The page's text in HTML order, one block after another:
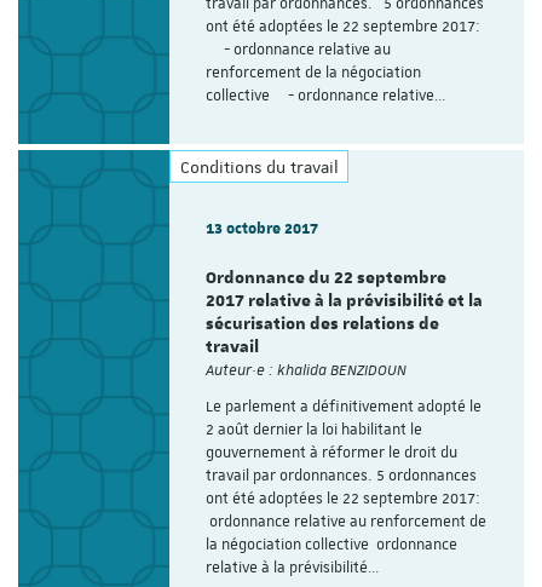
ont été adoptées le 22 septembre 2017:
- ordonnance relative au
renforcement de la négociation
collective - ordonnance relative…
Conditions du travail
13 octobre 2017
Ordonnance du 22 septembre
2017 relative à la prévisibilité et la
sécurisation des relations de
travail
Auteur·e : khalida BENZIDOUN
Le parlement a définitivement adopté le
2 août dernier la loi habilitant le
gouvernement à réformer le droit du
travail par ordonnances. 5 ordonnances
ont été adoptées le 22 septembre 2017:
ordonnance relative au renforcement de
la négociation collective ordonnance
relative à la prévisibilité…